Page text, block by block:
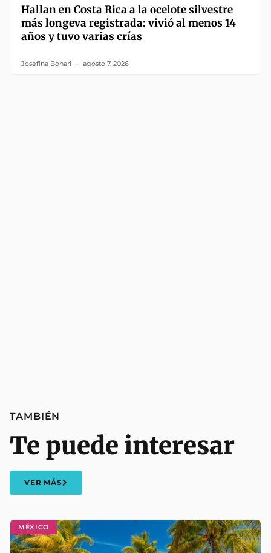
Hallan en Costa Rica a la ocelote silvestre
más longeva registrada: vivió al menos 14
años y tuvo varias crías
Josefina Bonari agosto 7, 2026
MÉXICO
TAMBIÉN
Te puede interesar
VER MÁS